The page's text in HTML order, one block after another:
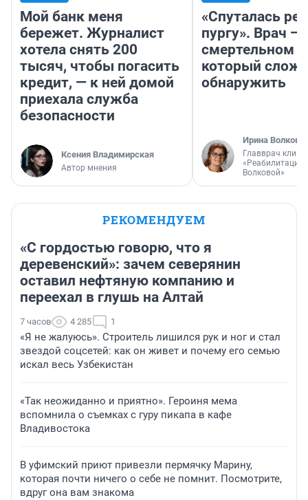
Мой банк меня
бережет. Журналист
хотела снять 200
тысяч, чтобы погасить
кредит, — к ней домой
приехала служба
безопасности
Ксения Владимирская
Автор мнения
«Спуталась
пургу». Врач —
смертельном
который
обнаружить
Ирина Волкова
Главврач
«Реабилитация
Волковой»
РЕКОМЕНДУЕМ
«С гордостью говорю, что я
деревенский»: зачем северянин
оставил нефтяную компанию и
переехал в глушь на Алтай
7 часов 4 285 1
«Я не жалуюсь». Строитель лишился рук и ног и стал
звездой соцсетей: как он живет и почему его семью
искал весь Узбекистан
«Так неожиданно и приятно». Героиня мема
вспомнила о съемках с гуру пикапа в кафе
Владивостока
В уфимский приют привезли пермячку Марину,
которая почти ничего о себе не помнит. Посмотрите,
вдруг она вам знакома